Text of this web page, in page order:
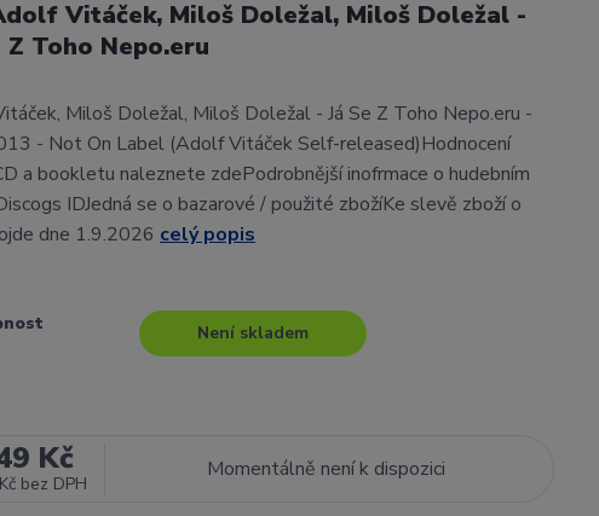
Vitáček, Miloš Doležal, Miloš Doležal -
Z Toho Nepo.eru
Miloš Doležal, Miloš Doležal - Já Se Z Toho Nepo.eru -
- Not On Label (Adolf Vitáček Self-released)Hodnocení
a bookletu naleznete zdePodrobnější inofrmace o hudebním
IDJedná se o bazarové / použité zbožíKe slevě zboží o
dne 1.9.2026 celý popis
Není skladem
Kč
bez DPH
Momentálně není k dispozici